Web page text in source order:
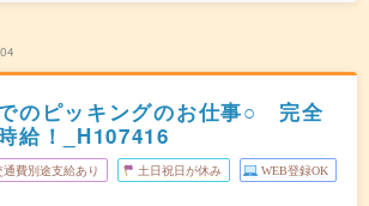
のピッキングのお仕事○ 完全
給！_H107416
通費別途支給あり 土日祝日が休み WEB登録OK